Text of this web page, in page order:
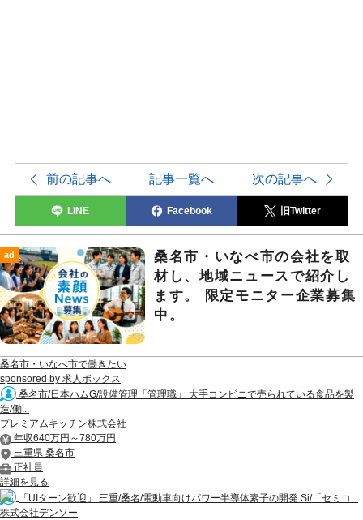
前の記事へ 記事一覧へ 次の記事へ
LINE Facebook 旧Twitter
ad
桑名市・いなべ市の会社を取
材し、地域ニュースで紹介し
ます。 限定モニター企業募集
中。
桑名市・いなべ市で働きたい
sponsored by 求人ボックス
桑名市/日本ハムG/設備管理「管理職」 大手コンビニで売られている食品を製
造/働...
プレミアムキッチン株式会社
年収640万円～780万円
三重県 桑名市
正社員
詳細を見る
「UIターン歓迎」 三重/桑名/電動車向けパワー半導体素子の開発 Si/「セミコ...
株式会社デンソー